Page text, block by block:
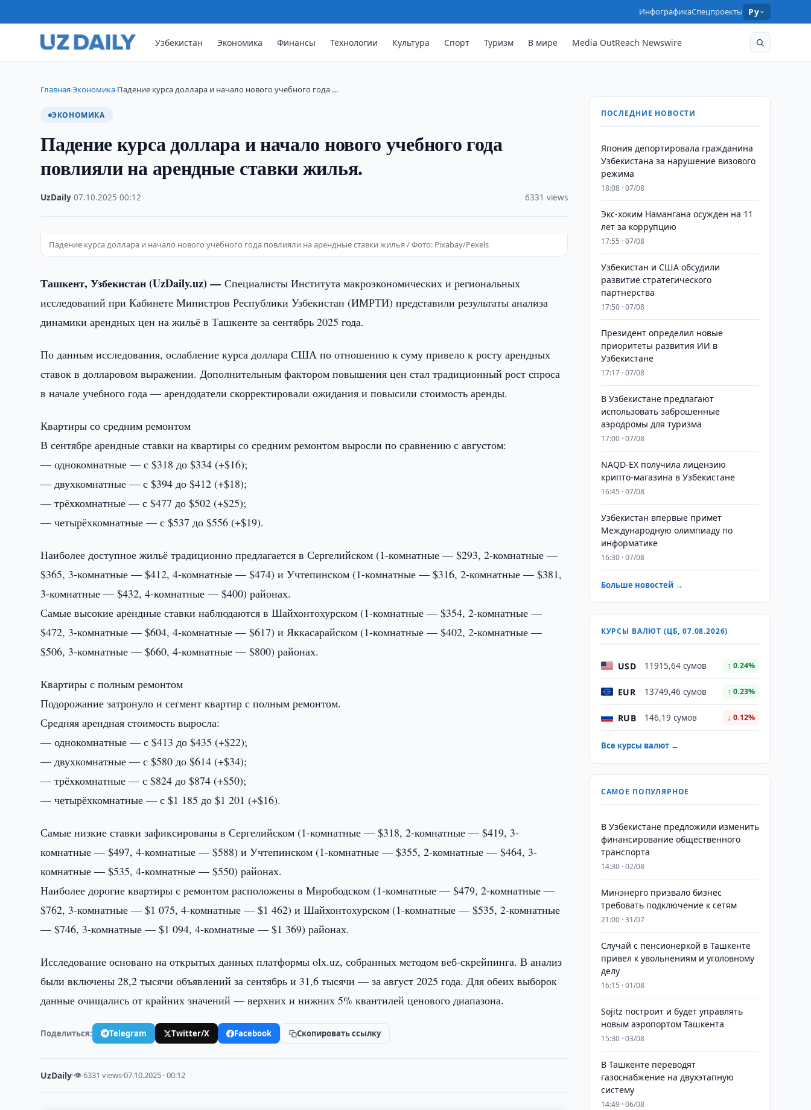
ИнфографикаСпецпроекты Ру
Узбекистан Экономика Финансы Технологии Культура Спорт Туризм В мире Media OutReach Newswire
Главная›Экономика›Падение курса доллара и начало нового учебного года …
ЭКОНОМИКА
Падение курса доллара и начало нового учебного года
повлияли на арендные ставки жилья.
UzDaily ·07.10.2025 ·00:12 6331 views
Падение курса доллара и начало нового учебного года повлияли на арендные ставки жилья / Фото: Pixabay/Pexels
Ташкент, Узбекистан (UzDaily.uz) —Специалисты Института макроэкономических и региональных
исследований при Кабинете Министров Республики Узбекистан (ИМРТИ) представили результаты анализа
динамики арендных цен на жильё в Ташкенте за сентябрь 2025 года.
По данным исследования, ослабление курса доллара США по отношению к суму привело к росту арендных
ставок в долларовом выражении. Дополнительным фактором повышения цен стал традиционный рост спроса
в начале учебного года — арендодатели скорректировали ожидания и повысили стоимость аренды.
Квартиры со средним ремонтом
В сентябре арендные ставки на квартиры со средним ремонтом выросли по сравнению с августом:
— однокомнатные — с $318 до $334 (+$16);
— двухкомнатные — с $394 до $412 (+$18);
— трёхкомнатные — с $477 до $502 (+$25);
— четырёхкомнатные — с $537 до $556 (+$19).
Наиболее доступное жильё традиционно предлагается в Сергелийском (1-комнатные — $293, 2-комнатные —
$365, 3-комнатные — $412, 4-комнатные — $474) и Учтепинском (1-комнатные — $316, 2-комнатные — $381,
3-комнатные — $432, 4-комнатные — $400) районах.
Самые высокие арендные ставки наблюдаются в Шайхонтохурском (1-комнатные — $354, 2-комнатные —
$472, 3-комнатные — $604, 4-комнатные — $617) и Яккасарайском (1-комнатные — $402, 2-комнатные —
$506, 3-комнатные — $660, 4-комнатные — $800) районах.
Квартиры с полным ремонтом
Подорожание затронуло и сегмент квартир с полным ремонтом.
Средняя арендная стоимость выросла:
— однокомнатные — с $413 до $435 (+$22);
— двухкомнатные — с $580 до $614 (+$34);
— трёхкомнатные — с $824 до $874 (+$50);
— четырёхкомнатные — с $1 185 до $1 201 (+$16).
Самые низкие ставки зафиксированы в Сергелийском (1-комнатные — $318, 2-комнатные — $419, 3-
комнатные — $497, 4-комнатные — $588) и Учтепинском (1-комнатные — $355, 2-комнатные — $464, 3-
комнатные — $535, 4-комнатные — $550) районах.
Наиболее дорогие квартиры с ремонтом расположены в Мирободском (1-комнатные — $479, 2-комнатные —
$762, 3-комнатные — $1 075, 4-комнатные — $1 462) и Шайхонтохурском (1-комнатные — $535, 2-комнатные
— $746, 3-комнатные — $1 094, 4-комнатные — $1 369) районах.
Исследование основано на открытых данных платформы olx.uz, собранных методом веб-скрейпинга. В анализ
были включены 28,2 тысячи объявлений за сентябрь и 31,6 тысячи — за август 2025 года. Для обеих выборок
данные очищались от крайних значений — верхних и нижних 5% квантилей ценового диапазона.
Поделиться: Telegram Twitter/X Facebook Скопировать ссылку
UzDaily·👁 6331 views·07.10.2025 · 00:12
ПОСЛЕДНИЕ НОВОСТИ
Япония депортировала гражданина
Узбекистана за нарушение визового
режима
18:08 · 07/08
​​​​​​​Экс-хоким Намангана осужден на 11
лет за коррупцию
17:55 · 07/08
Узбекистан и США обсудили
развитие стратегического
партнерства
17:50 · 07/08
Президент определил новые
приоритеты развития ИИ в
Узбекистане
17:17 · 07/08
В Узбекистане предлагают
использовать заброшенные
аэродромы для туризма
17:00 · 07/08
NAQD-EX получила лицензию
крипто-магазина в Узбекистане
16:45 · 07/08
Узбекистан впервые примет
Международную олимпиаду по
информатике
16:30 · 07/08
Больше новостей →
КУРСЫ ВАЛЮТ (ЦБ, 07.08.2026)
USD 11915,64 сумов ↑ 0.24%
EUR 13749,46 сумов ↑ 0.23%
RUB 146,19 сумов ↓ 0.12%
Все курсы валют →
САМОЕ ПОПУЛЯРНОЕ
В Узбекистане предложили изменить
финансирование общественного
транспорта
14:30 · 02/08
Минэнерго призвало бизнес
требовать подключение к сетям
21:00 · 31/07
Случай с пенсионеркой в Ташкенте
привел к увольнениям и уголовному
делу
16:15 · 01/08
Sojitz построит и будет управлять
новым аэропортом Ташкента
15:30 · 03/08
В Ташкенте переводят
газоснабжение на двухэтапную
систему
14:49 · 06/08